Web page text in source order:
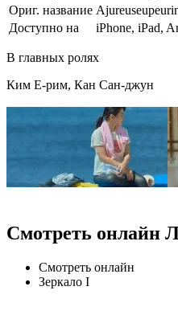
Ориг. название
Доступно на
iPhone, iPad,
В главных ролях
Ким Е-рим, Кан Сан-джун
Смотреть онлайн
Смотреть онлайн
Зеркало I